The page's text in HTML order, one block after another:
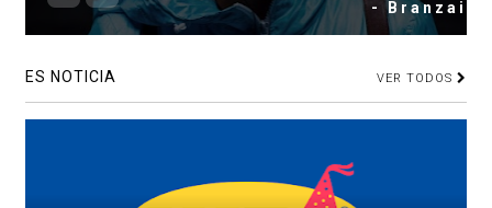
- Branzai
ES NOTICIA VER TODOS